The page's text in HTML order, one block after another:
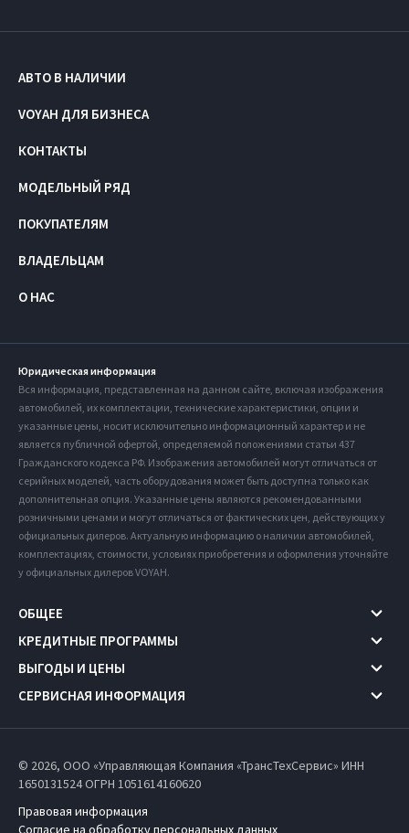
АВТО В НАЛИЧИИ
VOYAH ДЛЯ БИЗНЕСА
КОНТАКТЫ
МОДЕЛЬНЫЙ РЯД
ПОКУПАТЕЛЯМ
ВЛАДЕЛЬЦАМ
О НАС
Юридическая информация
Вся информация, представленная на данном сайте, включая изображения
автомобилей, их комплектации, технические характеристики, опции и
указанные цены, носит исключительно информационный характер и не
является публичной офертой, определяемой положениями статьи 437
Гражданского кодекса РФ. Изображения автомобилей могут отличаться от
серийных моделей, часть оборудования может быть доступна только как
дополнительная опция. Указанные цены являются рекомендованными
розничными ценами и могут отличаться от фактических цен, действующих у
официальных дилеров. Актуальную информацию о наличии автомобилей,
комплектациях, стоимости, условиях приобретения и оформления уточняйте
у официальных дилеров VOYAH.
ОБЩЕЕ
КРЕДИТНЫЕ ПРОГРАММЫ
ВЫГОДЫ И ЦЕНЫ
СЕРВИСНАЯ ИНФОРМАЦИЯ
© 2026, ООО «Управляющая Компания «ТрансТехСервис» ИНН
1650131524ОГРН 1051614160620
Правовая информация
Согласие на обработку персональных данных